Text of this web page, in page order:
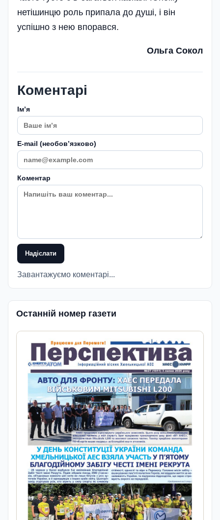
нетішинцю роль припала до душі, і він
успішно з нею впорався.
Ольга Сокол
Коментарі
Імʼя
E-mail (необовʼязково)
Коментар
Надіслати
Завантажуємо коментарі...
Останній номер газети